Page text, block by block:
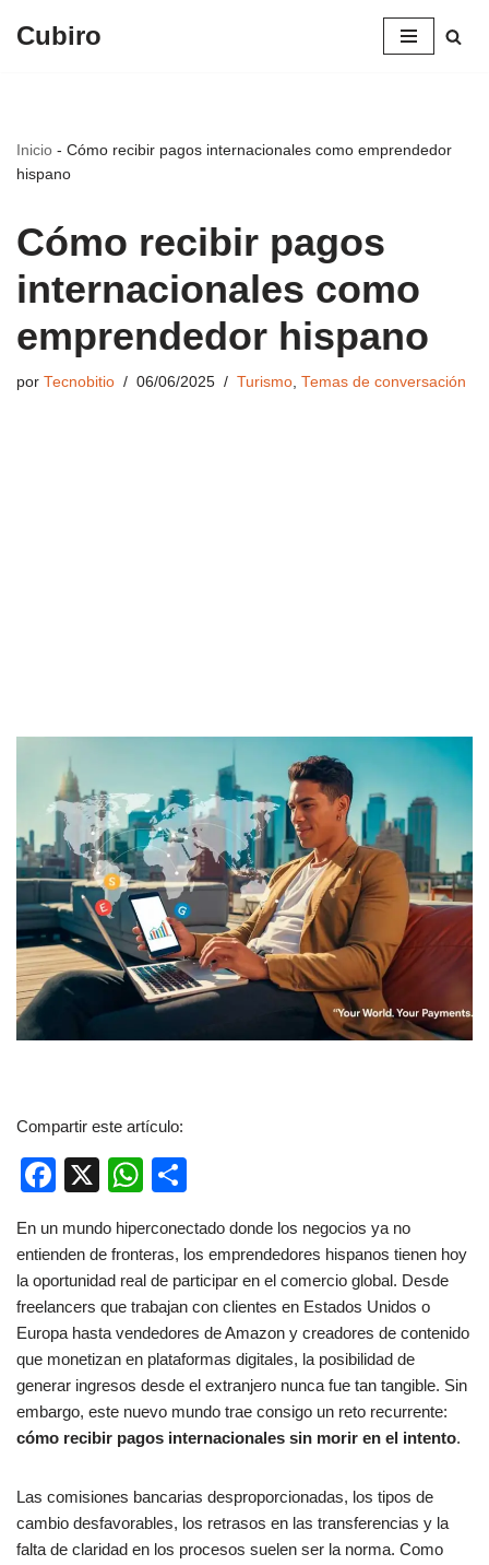
Cubiro
Inicio - Cómo recibir pagos internacionales como emprendedor
hispano
Cómo recibir pagos
internacionales como
emprendedor hispano
por Tecnobitio 06/06/2025 Turismo, Temas de conversación
Compartir este artículo:
F
c
e
b
o
o
k
X
W
at
s
A
p
p
m
p
ar
tir
En un mundo hiperconectado donde los negocios ya no
entienden de fronteras, los emprendedores hispanos tienen hoy
la oportunidad real de participar en el comercio global. Desde
freelancers que trabajan con clientes en Estados Unidos o
Europa hasta vendedores de Amazon y creadores de contenido
que monetizan en plataformas digitales, la posibilidad de
generar ingresos desde el extranjero nunca fue tan tangible. Sin
embargo, este nuevo mundo trae consigo un reto recurrente:
cómo recibir pagos internacionales sin morir en el intento.
Las comisiones bancarias desproporcionadas, los tipos de
cambio desfavorables, los retrasos en las transferencias y la
falta de claridad en los procesos suelen ser la norma. Como